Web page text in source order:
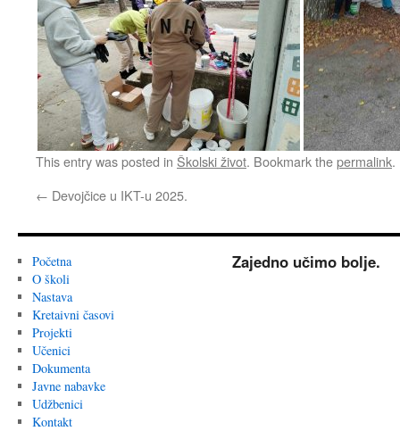
This entry was posted in Školski život. Bookmark thepermalink.
← Devojčice u IKT-u 2025.
Početna
O školi
Nastava
Kretaivni časovi
Projekti
Učenici
Dokumenta
Javne nabavke
Udžbenici
Kontakt
Zajedno učimo bolje.